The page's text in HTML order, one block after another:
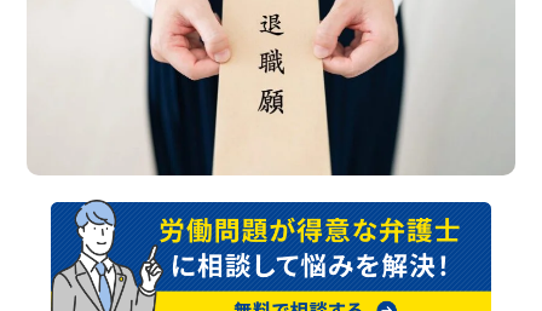
交通事故
債権回収
IT・ネット